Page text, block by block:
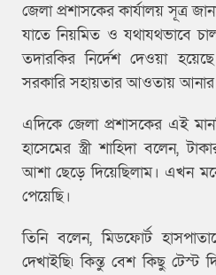
জেলা প্রশাসকের কার্যালয় সূত্র
যাতে নিয়মিত ও যথাযথভাবে
তদারকির নির্দেশ দেওয়া
সরকারি সহায়তার আওতায়
এদিকে জেলা প্রশাসকের এই
হাসেমের স্ত্রী শাহিদা বলেন,
আশা ছেড়ে দিয়েছিলাম। এখন
পেয়েছি।
তিনি বলেন, মিডফোর্ট
দেখাইছি৷ কিন্তু বেশ কিছু টেস্ট